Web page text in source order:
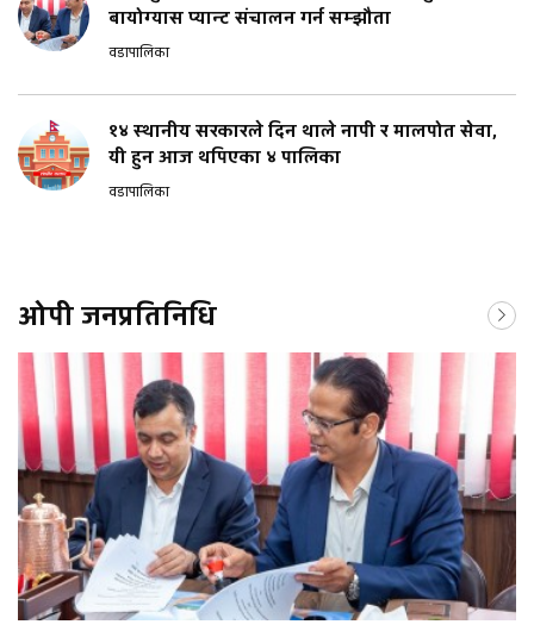
बायोग्यास प्यान्ट संचालन गर्न सम्झौता
वडापालिका
१४ स्थानीय सरकारले दिन थाले नापी र मालपोत सेवा,
यी हुन आज थपिएका ४ पालिका
वडापालिका
ओपी जनप्रतिनिधि